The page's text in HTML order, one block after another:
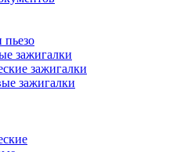
пьезо
зажигалки
зажигалки
зажигалки